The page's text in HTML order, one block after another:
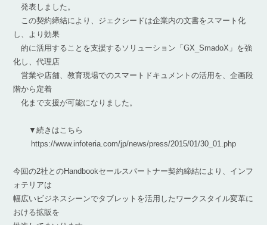
発表しました。
この契約締結により、ジェクシードは企業内の文書をスマート化
し、より効果
的に活用することを支援するソリューション「GX_SmadoX」を強
化し、代理店
営業や店舗、教育現場でのスマートドキュメントの活用を、企画段
階から定着
化まで支援が可能になりました。
▼続きはこちら
https://www.infoteria.com/jp/news/press/2015/01/30_01.php
今回の2社とのHandbookセールスパートナー契約締結により、インフ
ォテリアは
幅広いビジネスシーンでタブレットを活用したワークスタイル変革に
おける拡販を